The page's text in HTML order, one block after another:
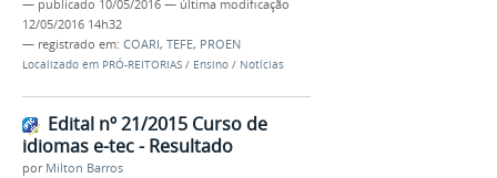
— publicado 10/05/2016 — última modificação
12/05/2016 14h32
— registrado em: COARI, TEFE, PROEN
Localizado em PRÓ-REITORIAS / Ensino / Notícias
Edital nº 21/2015 Curso de
idiomas e-tec - Resultado
por Milton Barros